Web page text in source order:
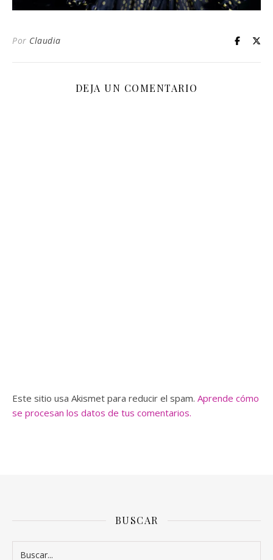
Por Claudia
DEJA UN COMENTARIO
Este sitio usa Akismet para reducir el spam. Aprende cómo
se procesan los datos de tus comentarios.
BUSCAR